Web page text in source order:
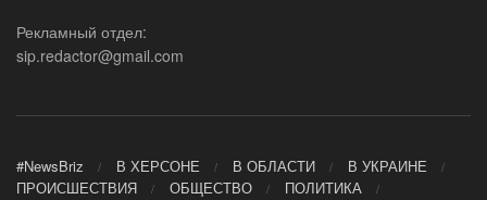
Рекламный отдел:
sip.redactor@gmail.com
#NewsBriz В ХЕРСОНЕ В ОБЛАСТИ
В УКРАИНЕ
ПРОИСШЕСТВИЯ
ОБЩЕСТВО
ПОЛИТИКА